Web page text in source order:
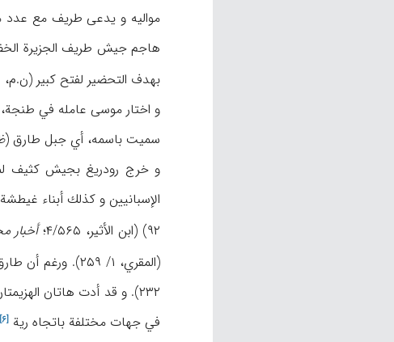
مواليه و يدعى طريف مع عدد
هاجم جيش طريف الجزيرة
بهدف التحضير لفتح كبير (ن.م، ۶۶-۶۷؛
سميت باسمه، أي جبل طارق (ظ: ابن الأثير، ۴/۵۶۴؛ عن بعض
و خرج رودريغ بجيش كثيف
الإسبانيين و كذلك أبناء
۹۲) (ابن الأثير، ۴/۵۶۵؛
أخبار
۲۳۲). و قد أدت هاتان
في جهات مختلفة باتجاه رية[۶]